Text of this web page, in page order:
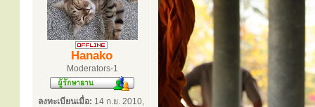
Hanako
Moderators-1
ลงทะเบียนเมื่อ: 14 ก.ย. 2010,